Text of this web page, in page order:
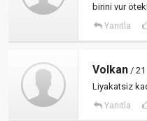
birini vur
Yanıtla
Volkan / 21
Liyakatsiz
Yanıtla